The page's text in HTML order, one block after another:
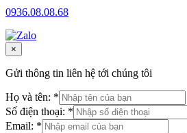
0936.08.08.68
×
Gửi thông tin liên hệ tới chúng tôi
Họ và tên: *
Số điện thoại: *
Email: *